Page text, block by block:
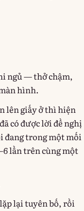
ngủ — thở chậm,
hình.
lên giấy ở thì hiện
có được lời đề nghị
đang trong một mối
lần trên cùng một
lại tuyên bố, rồi